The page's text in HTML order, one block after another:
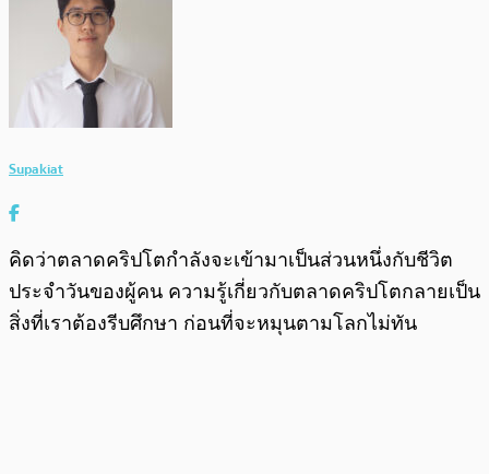
Supakiat
คิดว่าตลาดคริปโตกำลังจะเข้ามาเป็นส่วนหนึ่งกับชีวิต
ประจำวันของผู้คน ความรู้เกี่ยวกับตลาดคริปโตกลายเป็น
สิ่งที่เราต้องรีบศึกษา ก่อนที่จะหมุนตามโลกไม่ทัน